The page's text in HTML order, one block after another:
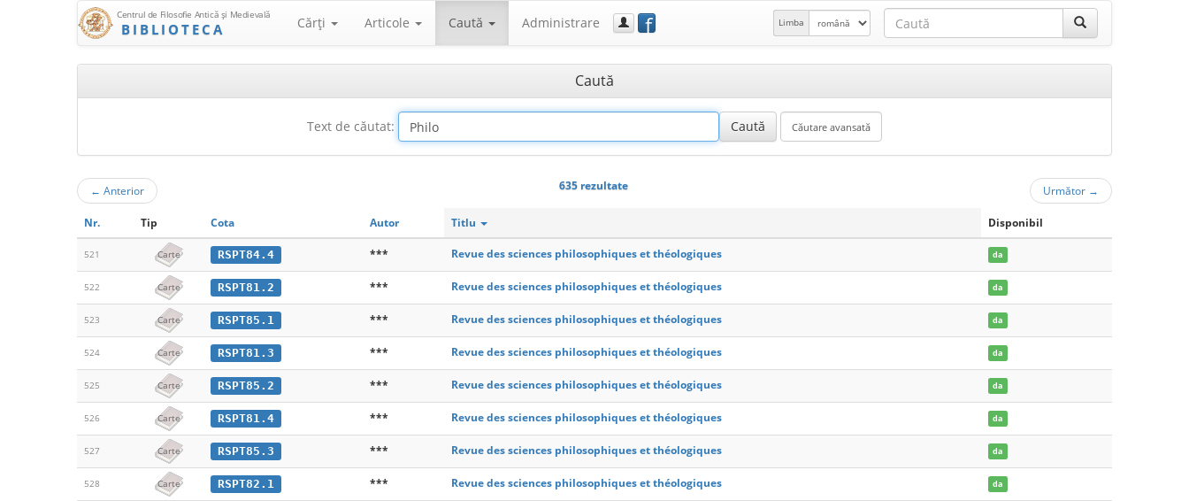
Centrul de Filosofie Antică şi Medievală
BIBLIOTECA Cărţi Articole Caută Administrare f Limba
Caută
Text de căutat:
← Anterior 635 rezultate Următor →
Nr. Tip Cota Autor Titlu Disponibil
521 Carte RSPT84.4 *** Revue des sciences philosophiques et théologiques da
522 Carte RSPT81.2 *** Revue des sciences philosophiques et théologiques da
523 Carte RSPT85.1 *** Revue des sciences philosophiques et théologiques da
524 Carte RSPT81.3 *** Revue des sciences philosophiques et théologiques da
525 Carte RSPT85.2 *** Revue des sciences philosophiques et théologiques da
526 Carte RSPT81.4 *** Revue des sciences philosophiques et théologiques da
527 Carte RSPT85.3 *** Revue des sciences philosophiques et théologiques da
528 Carte RSPT82.1 *** Revue des sciences philosophiques et théologiques da